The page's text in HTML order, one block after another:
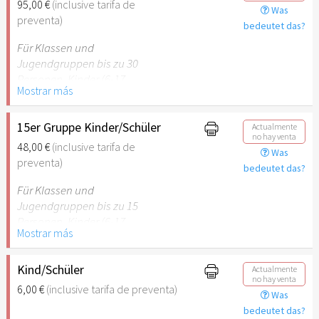
empfehlenswert.
95,00 €(inclusive tarifa de
preventa)
Was
bedeutet das?
Für Klassen und
Jugendgruppen bis zu 30
Jahre) oder Schüler mit
Schülerausweis inklusive
erwachsene Begleitperson.
Hinweis: Für Kinder unter 6
Jahren ist der Ostergarten
Stuttgart nicht
empfehlenswert.
Mostrar más
15er Gruppe Kinder/Schüler
48,00 €(inclusive tarifa de
preventa)
Actualmente
no hay venta
Was
bedeutet das?
Für Klassen und
Jugendgruppen bis zu 15
Jahre) oder Schüler mit
Schülerausweis inklusive
erwachsene Begleitperson.
Hinweis: Für Kinder unter 6
Mostrar más
Kind/Schüler
6,00 €(inclusive tarifa de preventa)
Actualmente
no hay venta
Was
bedeutet das?